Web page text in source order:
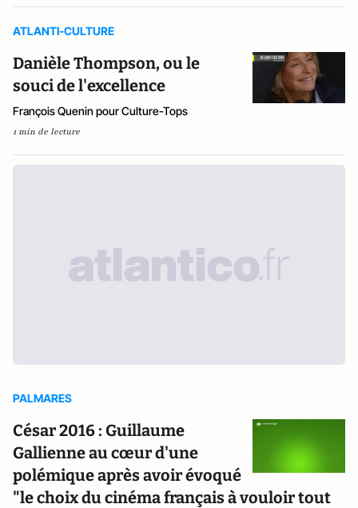
ATLANTI-CULTURE
Danièle Thompson, ou le
souci de l'excellence
François Quenin pour Culture-Tops
1 min de lecture
PALMARES
César 2016 : Guillaume
Gallienne au cœur d'une
polémique après avoir évoqué
"le choix du cinéma français à vouloir tout